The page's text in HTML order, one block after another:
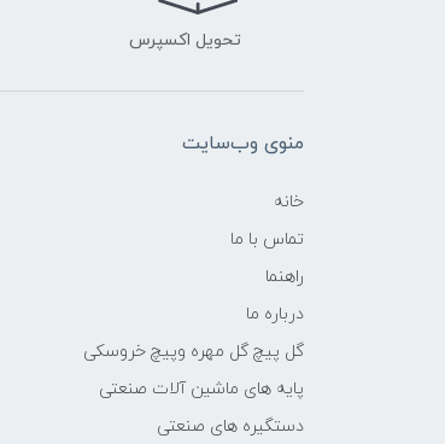
تحویل اکسپرس
منوی وب‌سایت
خانه
تماس با ما
راهنما
درباره ما
گل پیچ گل مهره وپیچ خروسکی
پایه های ماشین آلات صنعتی
دستگیره های صنعتی